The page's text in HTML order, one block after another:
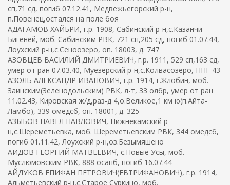
сп,71 сд, погиб 07.12.41, Медвежьегорский р-н,
п.Повенец,остался на поле боя
АДАГАМОВ ХАЙБРИ, г.р. 1908, Сабинский р-н,с.Казанчи-
Бигеней, моб. Сабинским РВК, 721 сп,205 сд, погиб 01.07.44,
Лоухский р-н,с.Сеноозеро, оп. 18003, д. 747
АЗОВЦЕВ ВАСИЛИЙ ДМИТРИЕВИЧ, г.р. 1911, 529 сп,163 сд,
умер от ран 07.03.40, Муезерский р-н,с.Колвасозеро, ППГ 43
АЗОЛЬ АЛЕКСАНДР ИВАНОВИЧ, г.р. 1914, г.Жлобин, моб.
Заинским(Зеленодольским) РВК, л-т, 33 олбр, умер от ран
11.02.43, Кировская ж/д,раз-д 4,о.Великое,1 км ю(п.Айта-
Ламбо), 339 омедсб, оп. 18001, д. 325
АЗЫБОВ ПАВЕЛ ПАВЛОВИЧ, Нижнекамский р-
н,с.Шереметьевка, моб. Шереметьевским РВК, 344 омедсб,
погиб 01.11.42, Лоухский р-н,оз.Безымяшено
АИДОВ ГЕОРГИЙ МАТВЕЕВИЧ, с.Новые Усы, моб.
Муслюмовским РВК, 888 осапб, погиб 16.07.44
АЙДУКОВ ЕПИФАН ПЕТРОВИЧ(ЕВТРИФАНОВИЧ), г.р. 1914,
Альметьевский р-н,с.Старое Суркино, моб.